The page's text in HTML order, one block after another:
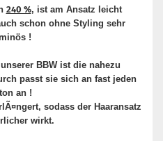
240 %, ist am Ansatz leicht
schon ohne Styling sehr
!
BBW ist die nahezu
passt sie sich an fast jeden
an !
sodass der Haaransatz
wirkt.